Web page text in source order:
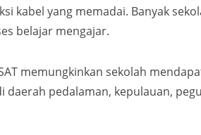
kabel yang memadai. Banyak
belajar mengajar.
memungkinkan sekolah
pedalaman, kepulauan,